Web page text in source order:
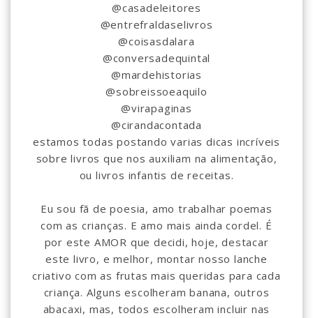
@casadeleitores
@entrefraldaselivros
@coisasdalara
@conversadequintal
@mardehistorias
@sobreissoeaquilo
@virapaginas
@cirandacontada
estamos todas postando varias dicas incríveis
sobre livros que nos auxiliam na alimentação,
ou livros infantis de receitas.
Eu sou fã de poesia, amo trabalhar poemas
com as crianças. E amo mais ainda cordel. É
por este AMOR que decidi, hoje, destacar
este livro, e melhor, montar nosso lanche
criativo com as frutas mais queridas para cada
criança. Alguns escolheram banana, outros
abacaxi, mas, todos escolheram incluir nas